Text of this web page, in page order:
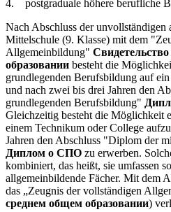
4. postgraduale höhere berufliche
Nach Abschluss der unvollständigen
Mittelschule (9. Klasse) mit dem
Allgemeinbildung"
образовании besteht die
grundlegenden Berufsbildung auf
und nach zwei bis drei Jahren den
grundlegenden Berufsbildung"
Gleichzeitig besteht die Möglichkeit
einem Technikum oder College
Jahren den Abschluss "Diplom der
Диплом о СПО zu erwerben.
kombiniert, das heißt, sie umfassen
allgemeinbildende Fächer. Mit dem
das „Zeugnis der vollständigen
среднем общем образовании)